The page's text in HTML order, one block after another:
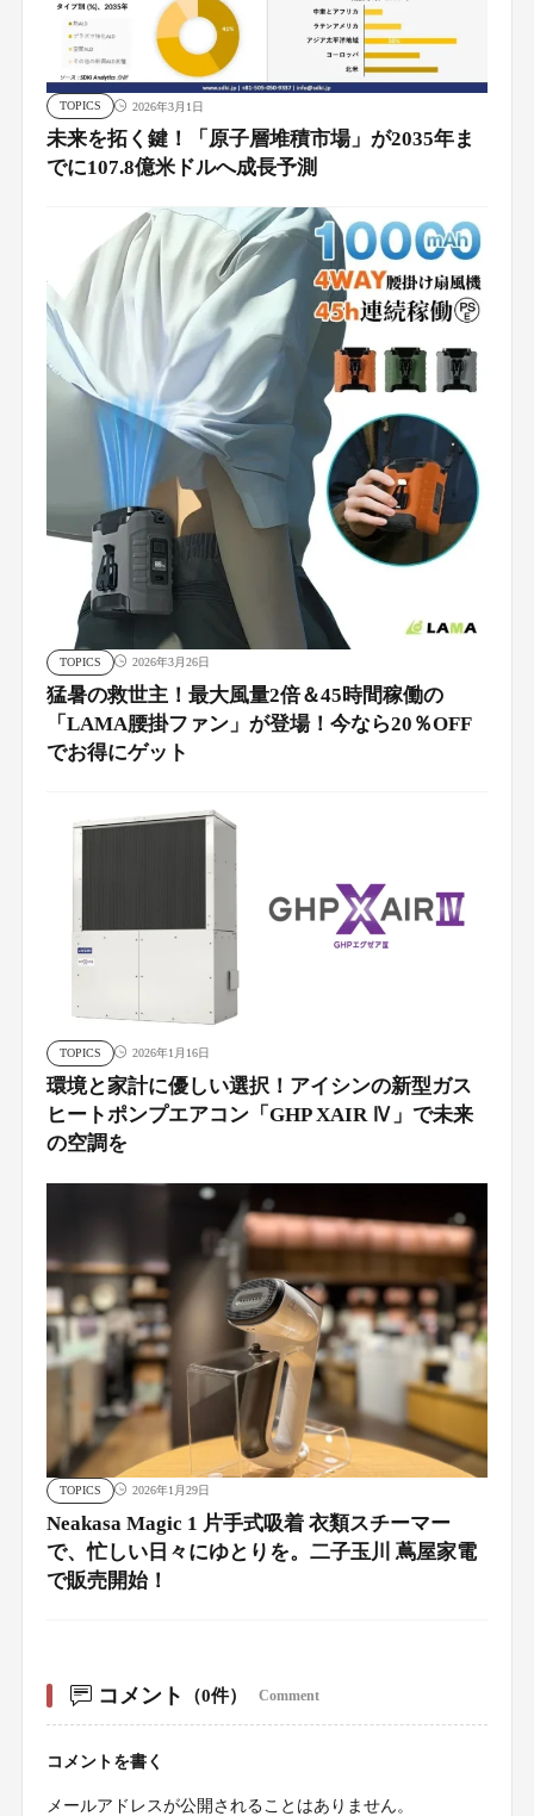
TOPICS 2026年3月1日
未来を拓く鍵！「原子層堆積市場」が2035年ま
でに107.8億米ドルへ成長予測
TOPICS 2026年3月26日
猛暑の救世主！最大風量2倍＆45時間稼働の
「LAMA腰掛ファン」が登場！今なら20％OFF
でお得にゲット
TOPICS 2026年1月16日
環境と家計に優しい選択！アイシンの新型ガス
ヒートポンプエアコン「GHP XAIR Ⅳ」で未来
の空調を
TOPICS 2026年1月29日
Neakasa Magic 1 片手式吸着 衣類スチーマー
で、忙しい日々にゆとりを。二子玉川 蔦屋家電
で販売開始！
コメント （0件） Comment
コメントを書く
メールアドレスが公開されることはありません。